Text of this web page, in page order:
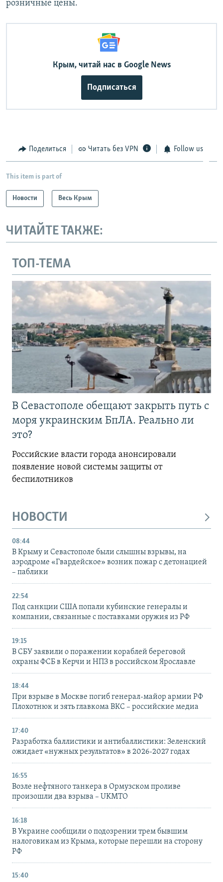
розничные цены.
Крым, читай нас в Google News
Подписаться
Поделиться Читать без VPN Follow us
This item is part of
Новости Весь Крым
ЧИТАЙТЕ ТАКЖЕ:
ТОП-ТЕМА
В Севастополе обещают закрыть путь с
моря украинским БпЛА. Реально ли
это?
Российские власти города анонсировали
появление новой системы защиты от
беспилотников
НОВОСТИ
08:44
В Крыму и Севастополе были слышны взрывы, на
аэродроме «Гвардейское» возник пожар с детонацией
– паблики
22:54
Под санкции США попали кубинские генералы и
компании, связанные с поставками оружия из РФ
19:15
В СБУ заявили о поражении кораблей береговой
охраны ФСБ в Керчи и НПЗ в российском Ярославле
18:44
При взрыве в Москве погиб генерал-майор армии РФ
Плохотнюк и зять главкома ВКС – российские медиа
17:40
Разработка баллистики и антибаллистики: Зеленский
ожидает «нужных результатов» в 2026-2027 годах
16:55
Возле нефтяного танкера в Ормузском проливе
произошли два взрыва – UKMTO
16:18
В Украине сообщили о подозрении трем бывшим
налоговикам из Крыма, которые перешли на сторону
РФ
15:40